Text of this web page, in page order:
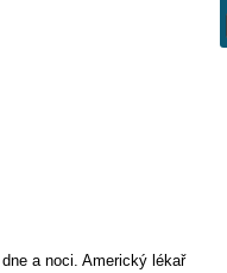
a noci. Americký lékař